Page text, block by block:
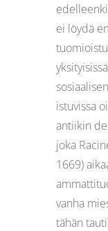
ei löydä
istuvissa
antiikin
joka
1669)
vanha
tähän